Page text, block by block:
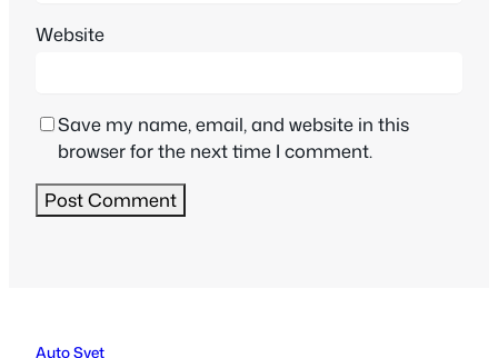
Website
Save my name, email, and website in this
browser for the next time I comment.
Auto Svet